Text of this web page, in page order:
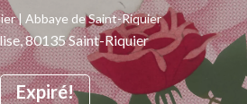
Expiré!
| Abbaye de Saint-Riquier
80135 Saint-Riquier